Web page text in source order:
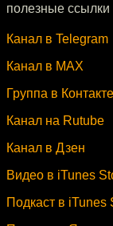
полезные ссылки
Канал в Telegram
Канал в MAX
Группа в Контакте
Канал на Rutube
Канал в Дзен
Видео в iTunes
Подкаст в iTunes